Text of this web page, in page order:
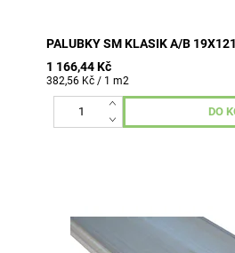
PALUBKY SM KLASIK A/B
1 166,44 Kč
382,56 Kč / 1 m2